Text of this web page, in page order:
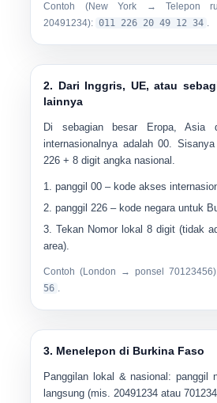
Contoh (New York → Telepon
20491234): 011 226 20 49 12 34 .
2. Dari Inggris, UE, atau
lainnya
Di sebagian besar Eropa, Asia
internasionalnya adalah00.
226 + 8 digit angka nasional.
panggil00 – kode akses
panggil226 – kode negara untuk
Tekan Nomor lokal 8 digit (tidak
area).
Contoh (London → ponsel
56 .
3. Menelepon di Burkina Faso
Panggilan lokal & nasional: panggil
langsung (mis.20491234 atau